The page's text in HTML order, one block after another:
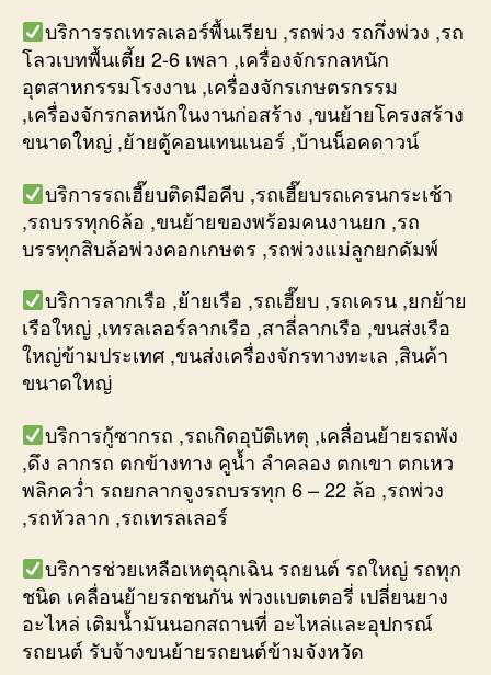
บริการรถเทรลเลอร์พื้นเรียบ ,รถพ่วง รถกึ่งพ่วง ,รถ
โลวเบทพื้นเตี้ย 2-6 เพลา ,เครื่องจักรกลหนัก
อุตสาหกรรมโรงงาน ,เครื่องจักรเกษตรกรรม
,เครื่องจักรกลหนักในงานก่อสร้าง ,ขนย้ายโครงสร้าง
ขนาดใหญ่ ,ย้ายตู้คอนเทนเนอร์ ,บ้านน็อคดาวน์
บริการรถเฮี๊ยบติดมือคีบ ,รถเฮี๊ยบรถเครนกระเช้า
,รถบรรทุก6ล้อ ,ขนย้ายของพร้อมคนงานยก ,รถ
บรรทุกสิบล้อพ่วงคอกเกษตร ,รถพ่วงแม่ลูกยกดัมพ์
บริการลากเรือ ,ย้ายเรือ ,รถเฮี๊ยบ ,รถเครน ,ยกย้าย
เรือใหญ่ ,เทรลเลอร์ลากเรือ ,สาลี่ลากเรือ ,ขนส่งเรือ
ใหญ่ข้ามประเทศ ,ขนส่งเครื่องจักรทางทะเล ,สินค้า
ขนาดใหญ่
บริการกู้ซากรถ ,รถเกิดอุบัติเหตุ ,เคลื่อนย้ายรถพัง
,ดึง ลากรถ ตกข้างทาง คูน้ำ ลำคลอง ตกเขา ตกเหว
พลิกคว่ำ รถยกลากจูงรถบรรทุก 6 – 22 ล้อ ,รถพ่วง
,รถหัวลาก ,รถเทรลเลอร์
บริการช่วยเหลือเหตุฉุกเฉิน รถยนต์ รถใหญ่ รถทุก
ชนิด เคลื่อนย้ายรถชนกัน พ่วงแบตเตอรี่ เปลี่ยนยาง
อะไหล่ เติมน้ำมันนอกสถานที่ อะไหล่และอุปกรณ์
รถยนต์ รับจ้างขนย้ายรถยนต์ข้ามจังหวัด